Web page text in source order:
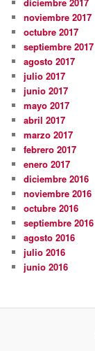
diciembre 2017
noviembre 2017
octubre 2017
septiembre 2017
agosto 2017
julio 2017
junio 2017
mayo 2017
abril 2017
marzo 2017
febrero 2017
enero 2017
diciembre 2016
noviembre 2016
octubre 2016
septiembre 2016
agosto 2016
julio 2016
junio 2016